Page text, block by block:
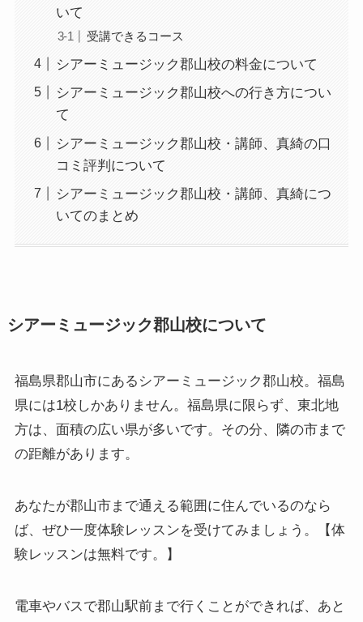
いて
受講できるコース
シアーミュージック郡山校の料金について
シアーミュージック郡山校への行き方につい
て
シアーミュージック郡山校・講師、真綺の口
コミ評判について
シアーミュージック郡山校・講師、真綺につ
いてのまとめ
シアーミュージック郡山校について
福島県郡山市にあるシアーミュージック郡山校。福島
県には1校しかありません。福島県に限らず、東北地
方は、面積の広い県が多いです。その分、隣の市まで
の距離があります。
あなたが郡山市まで通える範囲に住んでいるのなら
ば、ぜひ一度体験レッスンを受けてみましょう。【体
験レッスンは無料です。】
電車やバスで郡山駅前まで行くことができれば、あと